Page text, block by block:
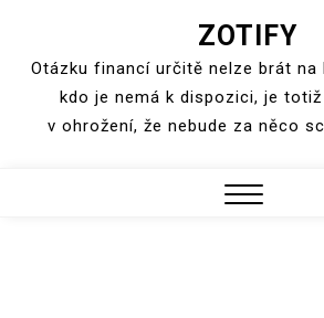
content
ZOTIFY
Otázku financí určitě nelze brát na
kdo je nemá k dispozici, je
v ohrožení, že nebude za něco